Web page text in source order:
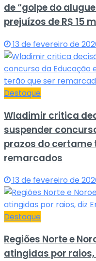
de “golpe do
prejuízos de R$ 15
13 de fevereiro de
Destaque
Wladimir critica
suspender
prazos do certame
remarcados
13 de fevereiro de
Destaque
Regiões Norte e
atingidas por raios,